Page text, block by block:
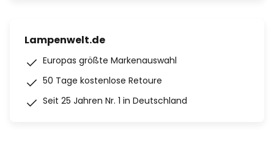
Lampenwelt.de
Europas größte Markenauswahl
50 Tage kostenlose Retoure
Seit 25 Jahren Nr. 1 in Deutschland